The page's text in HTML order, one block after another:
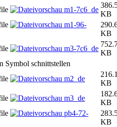
m1-7c6_de
KB
m1-96-
KB
m3-7c6_de
KB
schnittstellen
m2_de
KB
m3_de
KB
pb4-72-
KB